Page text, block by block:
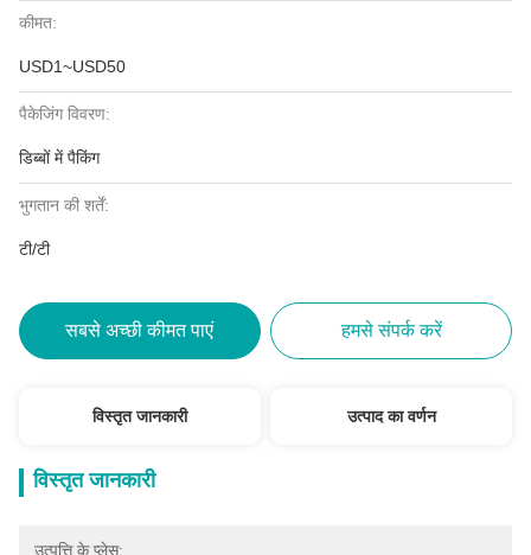
कीमत:
USD1~USD50
पैकेजिंग विवरण:
डिब्बों में पैकिंग
भुगतान की शर्तें:
टी/टी
सबसे अच्छी कीमत पाएं हमसे संपर्क करें
विस्तृत जानकारी उत्पाद का वर्णन
विस्तृत जानकारी
उत्पत्ति के प्लेस: